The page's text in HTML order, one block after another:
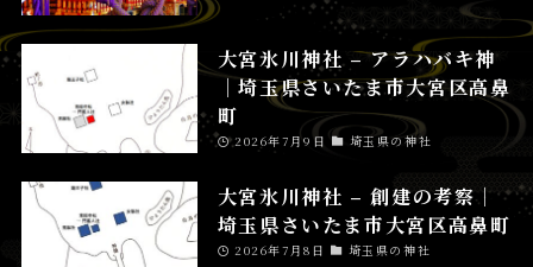
大宮氷川神社 – アラハバキ神
│埼玉県さいたま市大宮区高鼻
町
2026年7月9日 埼玉県の神社
大宮氷川神社 – 創建の考察│
埼玉県さいたま市大宮区高鼻町
2026年7月8日 埼玉県の神社